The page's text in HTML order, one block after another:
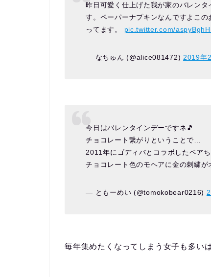
昨日可愛く仕上げた我が家のバレン
す。ペーパーナプキンなんですよこ
ってます。 pic.twitter.com/
— なちゅん (@alice081472) 2019年
今日はバレンタインデーですネ🎵
チョコレート繋がりということで…
2011年にゴディバとコラボしたベア
チョコレート色のモヘアに金の刺繍が
— ともーめい (@tomokobear0216)
毎年集めたくなってしまう女子も多い